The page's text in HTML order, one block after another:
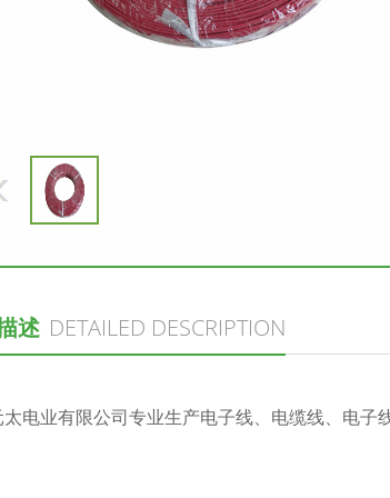
述 DETAILED DESCRIPTION
太电业有限公司专业生产电子线、电缆线、电